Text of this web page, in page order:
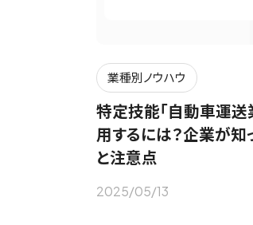
業種別ノウハウ
特定技能「自動車運送
用するには？企業が知
と注意点
2025/05/13